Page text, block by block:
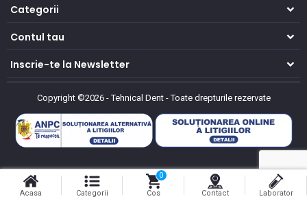
Categorii
Contul tau
Inscrie-te la Newsletter
Copyright ©2026 - Tehnical Dent - Toate drepturile rezervate
Acasa Categorii
0
Cos
Contact Laborator